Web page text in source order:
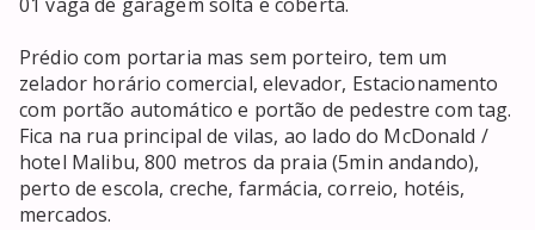
Prédio com portaria mas sem porteiro, tem um
zelador horário comercial, elevador, Estacionamento
com portão automático e portão de pedestre com tag.
Fica na rua principal de vilas, ao lado do McDonald /
hotel Malibu, 800 metros da praia (5min andando),
perto de escola, creche, farmácia, correio, hotéis,
mercados.